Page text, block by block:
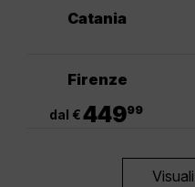
Catania
Firenze
dal €44999